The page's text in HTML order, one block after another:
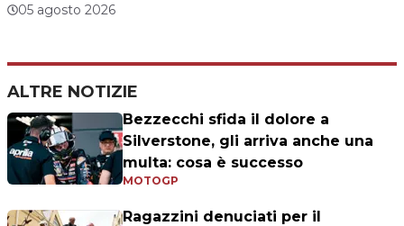
05 agosto 2026
ALTRE NOTIZIE
Bezzecchi sfida il dolore a
Silverstone, gli arriva anche una
multa: cosa è successo
MOTOGP
Ragazzini denuciati per il